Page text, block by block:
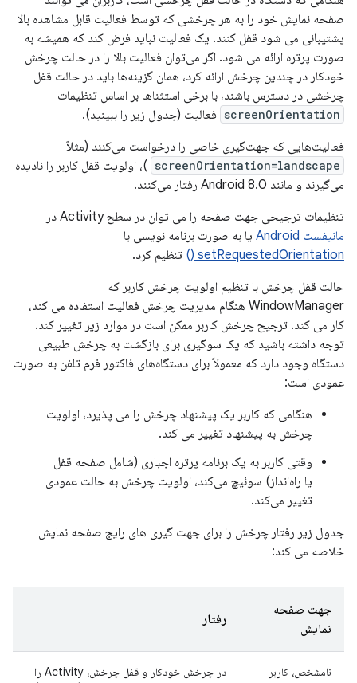
صفحه نمایش خود را به هر چرخشی که توسط فعالیت قابل مشاهده بالا
پشتیبانی می شود قفل کنند. یک فعالیت نباید فرض کند که همیشه به
صورت پرتره ارائه می شود. اگر می‌توان فعالیت بالا را در حالت چرخش
خودکار در چندین چرخش ارائه کرد، همان گزینه‌ها باید در حالت قفل
چرخشی در دسترس باشند، با برخی استثناها بر اساس تنظیمات
screenOrientation فعالیت (جدول زیر را ببینید).
فعالیت‌هایی که جهت‌گیری خاصی را درخواست می‌کنند (مثلاً
screenOrientation=landscape )، اولویت قفل کاربر را نادیده
می‌گیرند و مانند Android 8.0 رفتار می‌کنند.
تنظیمات ترجیحی جهت صفحه را می توان در سطح Activity در
مانیفست Android
یا به صورت برنامه نویسی با
setRequestedOrientation ()
تنظیم کرد.
حالت قفل چرخش با تنظیم اولویت چرخش کاربر که
WindowManager هنگام مدیریت چرخش فعالیت استفاده می کند،
کار می کند. ترجیح چرخش کاربر ممکن است در موارد زیر تغییر کند.
توجه داشته باشید که یک سوگیری برای بازگشت به چرخش طبیعی
دستگاه وجود دارد که معمولاً برای دستگاه‌های فاکتور فرم تلفن به صورت
عمودی است:
هنگامی که کاربر یک پیشنهاد چرخش را می پذیرد، اولویت
چرخش به پیشنهاد تغییر می کند.
وقتی کاربر به یک برنامه پرتره اجباری (شامل صفحه قفل
یا راه‌انداز) سوئیچ می‌کند، اولویت چرخش به حالت عمودی
تغییر می‌کند.
جدول زیر رفتار چرخش را برای جهت گیری های رایج صفحه نمایش
خلاصه می کند:
جهت صفحه
نمایش
رفتار
نامشخص، کاربر
در چرخش خودکار و قفل چرخش، Activity را